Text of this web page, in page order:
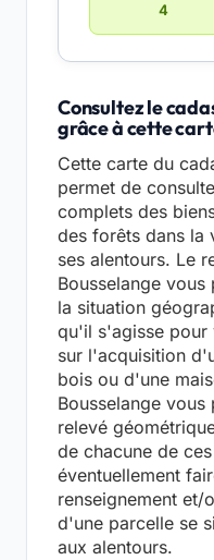
4
Consultez le
grâce à cette
Cette carte du
permet de
complets des
des forêts dans la
ses alentours. Le
Bousselange
la situation
qu'il s'agisse pour
sur l'acquisition
bois ou d'une
Bousselange
relevé
de chacune de
éventuellement
renseignement et/
d'une parcelle se
aux alentours.